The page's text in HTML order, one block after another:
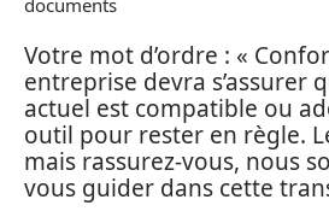
Votre mot d’ordre : «
entreprise devra s’assurer
actuel est compatible ou
outil pour rester en règle.
mais rassurez-vous, nous
vous guider dans cette